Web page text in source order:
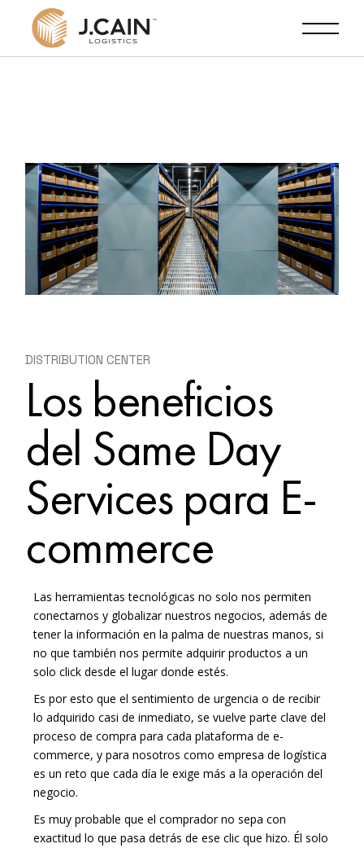
DISTRIBUTION CENTER
Los beneficios
del Same Day
Services para E-
commerce
Las herramientas tecnológicas no solo nos permiten
conectarnos y globalizar nuestros negocios, además de
tener la información en la palma de nuestras manos, si
no que también nos permite adquirir productos a un
solo click desde el lugar donde estés.
Es por esto que el sentimiento de urgencia o de recibir
lo adquirido casi de inmediato, se vuelve parte clave del
proceso de compra para cada plataforma de e-
commerce, y para nosotros como empresa de logística
es un reto que cada día le exige más a la operación del
negocio.
Es muy probable que el comprador no sepa con
exactitud lo que pasa detrás de ese clic que hizo. Él solo